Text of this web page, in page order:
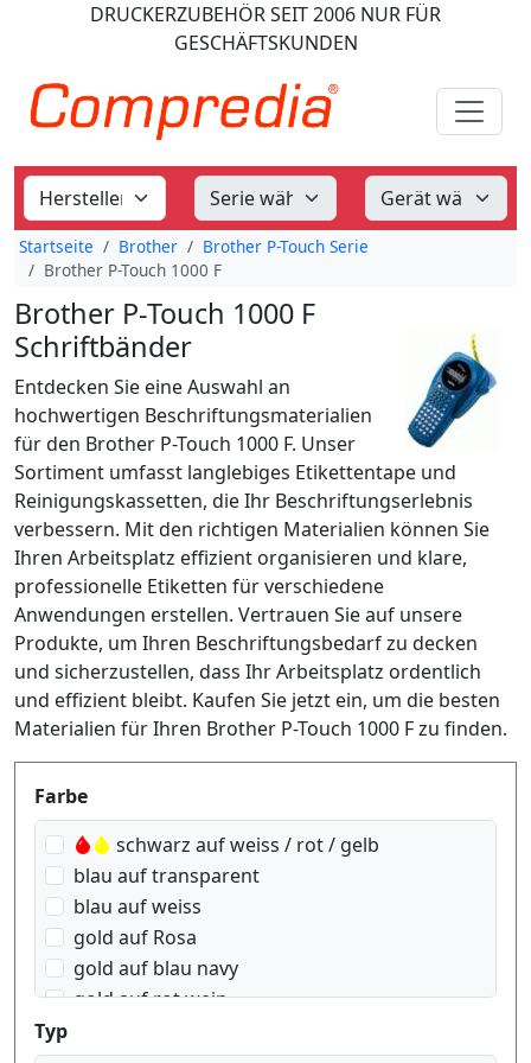
DRUCKERZUBEHÖRSEIT 2006 NUR FÜR
GESCHÄFTSKUNDEN
Startseite Brother
Brother P-Touch Serie
Brother P-Touch 1000 F
Brother P-Touch 1000 F
Schriftbänder
Entdecken Sie eine Auswahl an
hochwertigen Beschriftungsmaterialien
für den Brother P-Touch 1000 F. Unser
Sortiment umfasst langlebiges Etikettentape und
Reinigungskassetten, die Ihr Beschriftungserlebnis
verbessern. Mit den richtigen Materialien können Sie
Ihren Arbeitsplatz effizient organisieren und klare,
professionelle Etiketten für verschiedene
Anwendungen erstellen. Vertrauen Sie auf unsere
Produkte, um Ihren Beschriftungsbedarf zu decken
und sicherzustellen, dass Ihr Arbeitsplatz ordentlich
und effizient bleibt. Kaufen Sie jetzt ein, um die besten
Materialien für Ihren Brother P-Touch 1000 F zu finden.
Produktfilter
Farbe
schwarz auf weiss / rot / gelb
blau auf transparent
blau auf weiss
gold auf Rosa
gold auf blau navy
gold auf rot wein
Typ